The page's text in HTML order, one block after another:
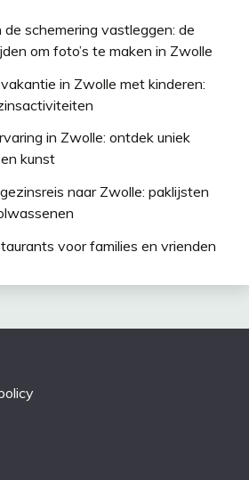
schemering vastleggen: de
om foto’s te maken in Zwolle
in Zwolle met kinderen:
in Zwolle: ontdek uniek
kunst
naar Zwolle: paklijsten
voor families en vrienden